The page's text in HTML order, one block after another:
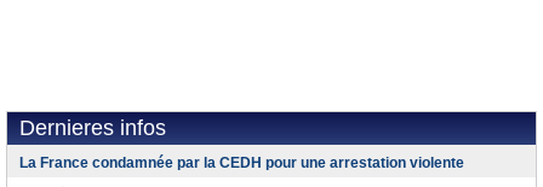
Dernieres infos
La France condamnée par la CEDH pour une arrestation violente